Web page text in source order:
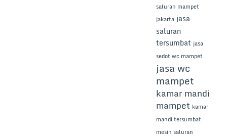
saluran mampet
jakarta jasa
saluran
tersumbat jasa
sedot wc mampet
jasa wc
mampet
kamar mandi
mampet kamar
mandi tersumbat
mesin saluran